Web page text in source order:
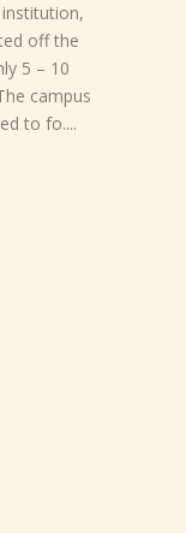
off the
5 – 10
campus
to fo....